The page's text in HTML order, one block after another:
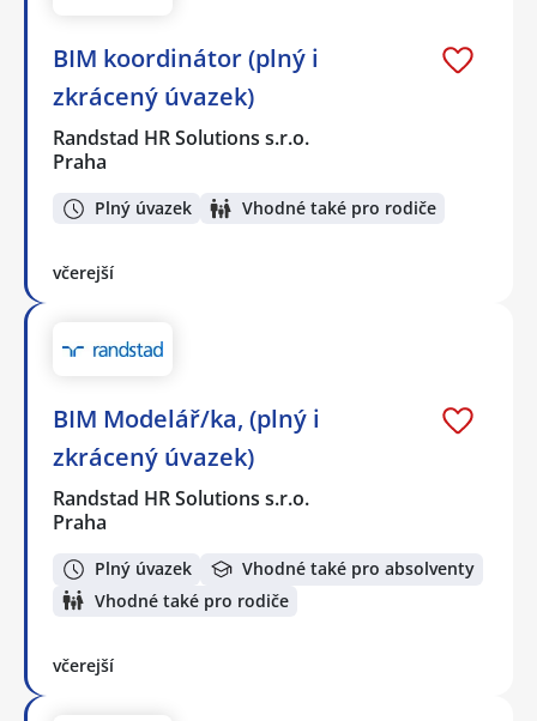
BIM koordinátor (plný i
zkrácený úvazek)
Randstad HR Solutions s.r.o.
Praha
Plný úvazek Vhodné také pro rodiče
včerejší
BIM Modelář/ka, (plný i
zkrácený úvazek)
Randstad HR Solutions s.r.o.
Praha
Plný úvazek
Vhodné také pro absolventy
Vhodné také pro rodiče
včerejší